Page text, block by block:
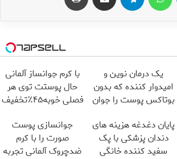
یک درمان نوین و
امیدوار کننده که بدون
بوتاکس پوست را جوان
با کرم جوانساز آلمانی
حال پوستت توی هر
فصلی خوبه۴۵٪تخفیف
پایان دغدغه هزینه های
دندان پزشکی با پک
سفید کننده خانگی
جوانسازی پوست
صورت را با کرم
ضدچروک آلمانی تجربه